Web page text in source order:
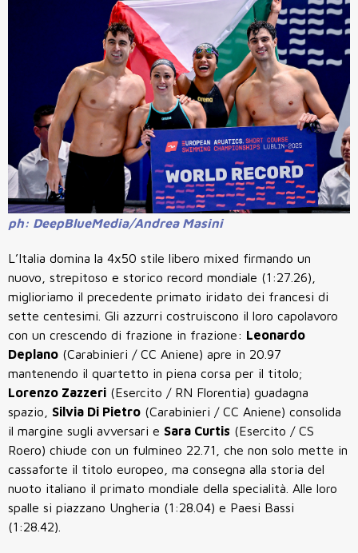
ph: DeepBlueMedia/Andrea Masini
L’Italia domina la 4x50 stile libero mixed firmando un
nuovo, strepitoso e storico record mondiale (1:27.26),
miglioriamo il precedente primato iridato dei francesi di
sette centesimi. Gli azzurri costruiscono il loro capolavoro
con un crescendo di frazione in frazione: Leonardo
Deplano (Carabinieri / CC Aniene) apre in 20.97
mantenendo il quartetto in piena corsa per il titolo;
Lorenzo Zazzeri (Esercito / RN Florentia) guadagna
spazio, Silvia Di Pietro (Carabinieri / CC Aniene) consolida
il margine sugli avversari e Sara Curtis (Esercito / CS
Roero) chiude con un fulmineo 22.71, che non solo mette in
cassaforte il titolo europeo, ma consegna alla storia del
nuoto italiano il primato mondiale della specialità. Alle loro
spalle si piazzano Ungheria (1:28.04) e Paesi Bassi
(1:28.42).